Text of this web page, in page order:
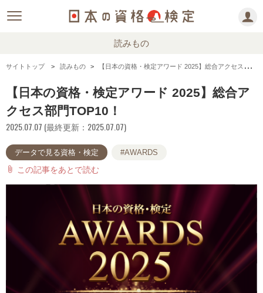
読みもの
サイトトップ 読みもの 【日本の資格・検定アワード 2025】総合アクセス部門TOP10！
【日本の資格・検定アワード 2025】総合ア
クセス部門TOP10！
2025.07.07 (最終更新：2025.07.07)
データで見る資格・検定 #AWARDS
attach_file この記事をあとで読む